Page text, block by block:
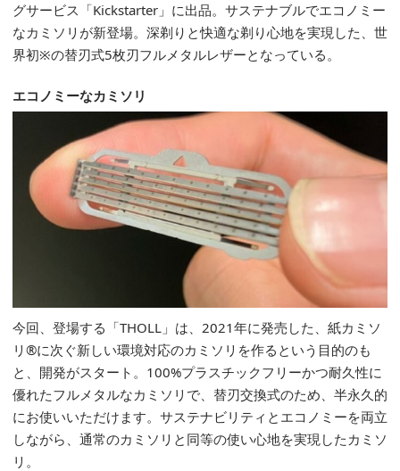
グサービス「Kickstarter」に出品。サステナブルでエコノミー
なカミソリが新登場。深剃りと快適な剃り心地を実現した、世
界初※の替刃式5枚刃フルメタルレザーとなっている。
エコノミーなカミソリ
今回、登場する「THOLL」は、2021年に発売した、紙カミソ
リ®に次ぐ新しい環境対応のカミソリを作るという目的のも
と、開発がスタート。100%プラスチックフリーかつ耐久性に
優れたフルメタルなカミソリで、替刃交換式のため、半永久的
にお使いいただけます。サステナビリティとエコノミーを両立
しながら、通常のカミソリと同等の使い心地を実現したカミソ
リ。